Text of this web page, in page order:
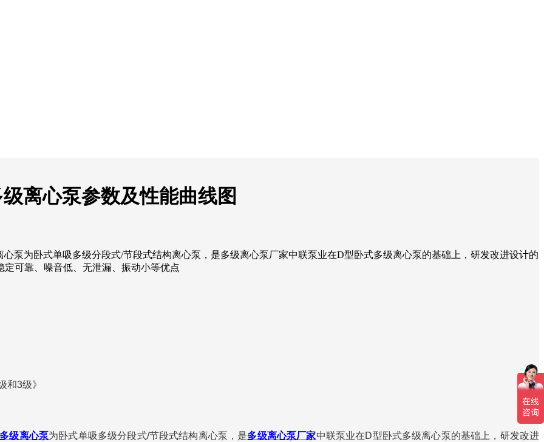
离心泵参数及性能曲线图
泵为卧式单吸多级分段式/节段式结构离心泵，是多级离心泵厂家中联泵业在D型卧式多级离心泵的基础上，研发改进设计的
可靠、噪音低、无泄漏、振动小等优点
3级》
级离心泵为卧式单吸多级分段式/节段式结构离心泵，是多级离心泵厂家中联泵业在D型卧式多级离心泵的基础上，研发改进